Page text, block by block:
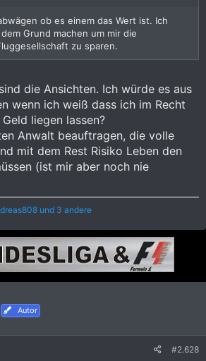
ob es einem das Wert ist. Ich
Grund machen um mir die
zu sparen.
die Ansichten. Ich würde es aus
wenn ich weiß dass ich im Recht
liegen lassen?
Anwalt beauftragen, die volle
mit dem Rest Risiko Leben den
(ist mir aber noch nie
und 3 andere
Autor
#2.628